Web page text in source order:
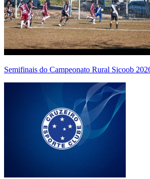
Semifinais do Campeonato Rural Sicoob